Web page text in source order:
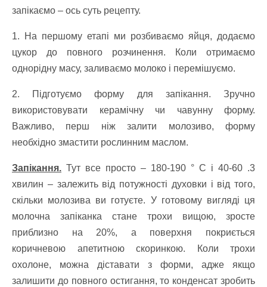
запікаємо – ось суть рецепту.
1. На першому етапі ми розбиваємо яйця, додаємо
цукор до повного розчинення. Коли отримаємо
однорідну масу, заливаємо молоко і перемішуємо.
2. Підготуємо форму для запікання. Зручно
використовувати керамічну чи чавунну форму.
Важливо, перш ніж залити молозиво, форму
необхідно змастити рослинним маслом.
3.
Запікання. Тут все просто – 180-190 ° C і 40-60
хвилин – залежить від потужності духовки і від того,
скільки молозива ви готуєте. У готовому вигляді ця
молочна запіканка стане трохи вищою, зросте
приблизно на 20%, а поверхня покриється
коричневою апетитною скоринкою. Коли трохи
охолоне, можна діставати з форми, адже якщо
залишити до повного остигання, то конденсат зробить